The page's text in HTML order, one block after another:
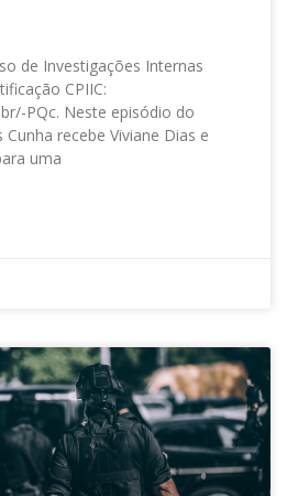
de Investigações Internas
CPIIC:
PQc. Neste episódio do
Cunha recebe Viviane Dias e
uma